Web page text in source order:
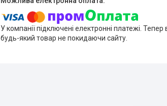
У компанії підключені електронні платежі.
будь-який товар не покидаючи сайту.